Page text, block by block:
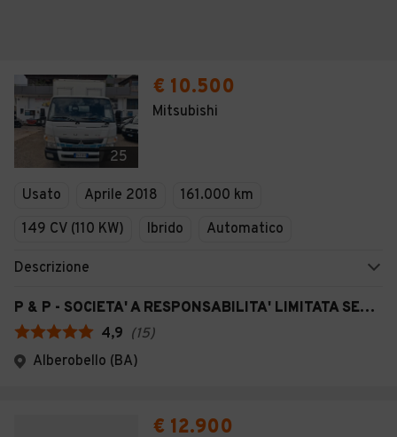
25
€ 10.500
Mitsubishi
Usato Aprile 2018
161.000 km
149 CV (110 KW)
Ibrido Automatico
Descrizione
P & P - SOCIETA' A RESPONSABILITA' LIMITATA SEMPLIFICATA
4,9 (15)
Alberobello (BA)
€ 12.900